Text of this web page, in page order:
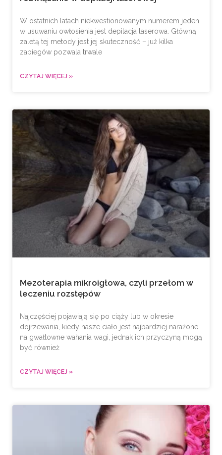
W ostatnich latach niekwestionowanym numerem jeden
w usuwaniu owłosienia jest depilacja laserowa. Główną
zaletą tej metody jest jej skuteczność – już kilka
zabiegów pozwala trwale
CZYTAJ WIĘCEJ »
Mezoterapia mikroigłowa, czyli przełom w
leczeniu rozstępów
Najczęściej pojawiają się po ciąży lub w okresie
dojrzewania, kiedy nasze ciało jest najbardziej narażone
na gwałtowne wahania wagi, jednak ich przyczyną mogą
być również
CZYTAJ WIĘCEJ »